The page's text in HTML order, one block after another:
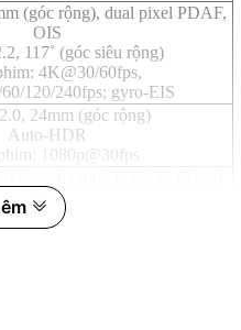
(góc rộng), dual pixel PDAF,
OIS
117˚ (góc siêu rộng)
4K@30/60fps,
120/240fps; gyro-EIS
24mm (góc rộng)
Auto-HDR
1080p@30fps
& 1x2.2 GHz & 6x1.8 GHz)
Adreno 620